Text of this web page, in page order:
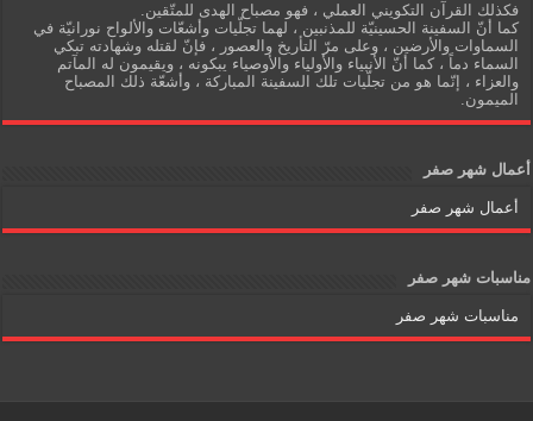
فكذلك القرآن التكويني العملي ، فهو مصباح الهدى للمتّقين.
كما أنّ السفينة الحسينيّة للمذنبين ، لهما تجلّيات وأشعّات والألواح نورانيّة في
السماوات والأرضين ، وعلى مرّ التأريخ والعصور ، فإنّ لقتله وشهادته تبكي
السماء دماً ، كما أنّ الأنبياء والأولياء والأوصياء يبكونه ، ويقيمون له المآتم
والعزاء ، إنّما هو من تجلّيات تلك السفينة المباركة ، وأشعّة ذلك المصباح
الميمون.
أعمال شهر صفر
أعمال شهر صفر
مناسبات شهر صفر
مناسبات شهر صفر